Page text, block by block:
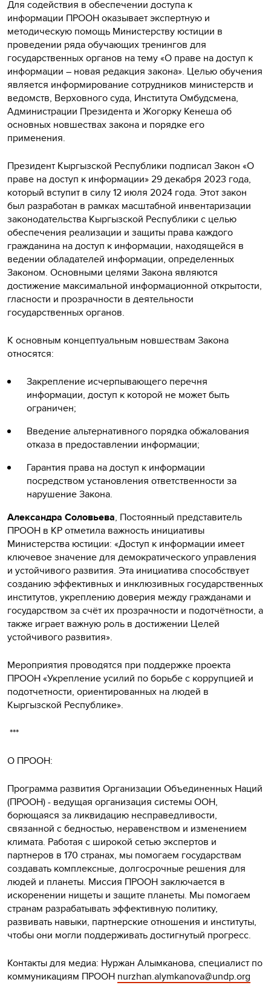
Для содействия в обеспечении доступа к
информации ПРООН оказывает экспертную и
методическую помощь Министерству юстиции в
проведении ряда обучающих тренингов для
государственных органов на тему «О праве на доступ к
информации – новая редакция закона». Целью обучения
является информирование сотрудников министерств и
ведомств, Верховного суда, Института Омбудсмена,
Администрации Президента и Жогорку Кенеша об
основных новшествах закона и порядке его
применения.
Президент Кыргызской Республики подписал Закон «О
праве на доступ к информации» 29 декабря 2023 года,
который вступит в силу 12 июля 2024 года. Этот закон
был разработан в рамках масштабной инвентаризации
законодательства Кыргызской Республики с целью
обеспечения реализации и защиты права каждого
гражданина на доступ к информации, находящейся в
ведении обладателей информации, определенных
Законом. Основными целями Закона являются
достижение максимальной информационной открытости,
гласности и прозрачности в деятельности
государственных органов.
К основным концептуальным новшествам Закона
относятся:
Закрепление исчерпывающего перечня
информации, доступ к которой не может быть
ограничен;
Введение альтернативного порядка обжалования
отказа в предоставлении информации;
Гарантия права на доступ к информации
посредством установления ответственности за
нарушение Закона.
Александра Соловьева, Постоянный представитель
ПРООН в КР отметила важность инициативы
Министерства юстиции: «Доступ к информации имеет
ключевое значение для демократического управления
и устойчивого развития. Эта инициатива способствует
созданию эффективных и инклюзивных государственных
институтов, укреплению доверия между гражданами и
государством за счёт их прозрачности и подотчётности, а
также играет важную роль в достижении Целей
устойчивого развития».
Мероприятия проводятся при поддержке проекта
ПРООН «Укрепление усилий по борьбе с коррупцией и
подотчетности, ориентированных на людей в
Кыргызской Республике».
***
О ПРООН:
Программа развития Организации Объединенных Наций
(ПРООН) - ведущая организация системы ООН,
борющаяся за ликвидацию несправедливости,
связанной с бедностью, неравенством и изменением
климата. Работая с широкой сетью экспертов и
партнеров в 170 странах, мы помогаем государствам
создавать комплексные, долгосрочные решения для
людей и планеты. Миссия ПРООН заключается в
искоренении нищеты и защите планеты. Мы помогаем
странам разрабатывать эффективную политику,
развивать навыки, партнерские отношения и институты,
чтобы они могли поддерживать достигнутый прогресс.
Контакты для медиа: Нуржан Алымканова, специалист по
коммуникациям ПРООН nurzhan.alymkanova@undp.org